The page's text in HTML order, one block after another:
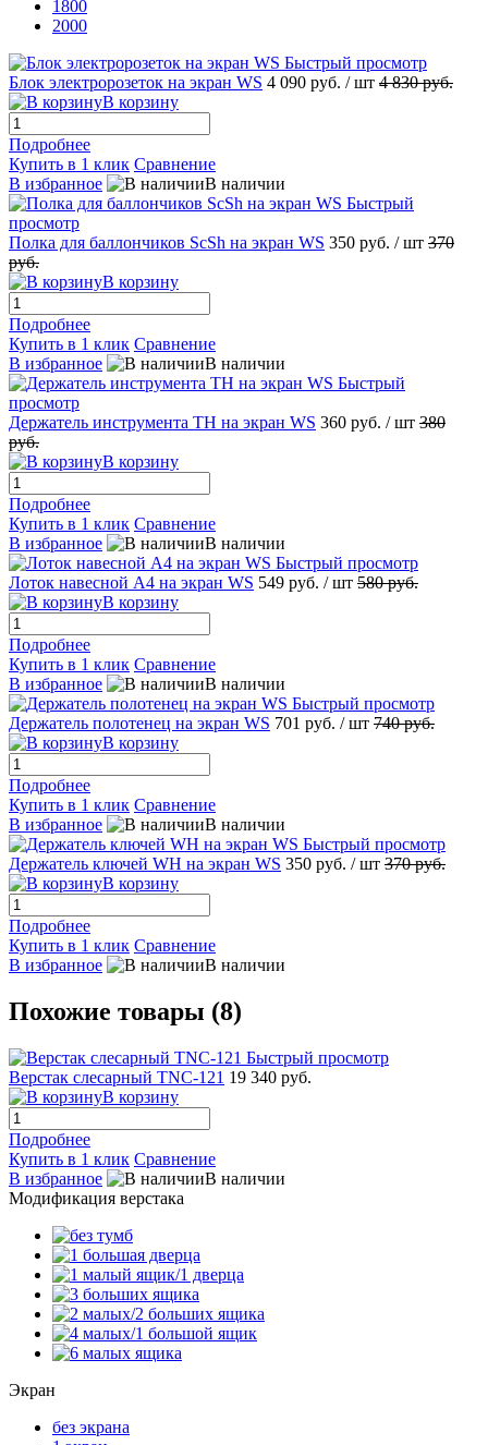
1800
2000
Быстрый просмотр
Блок электророзеток на экран WS 4 090 руб. / шт 4 830 руб.
В корзину
Подробнее
Купить в 1 клик Сравнение
В избранное
В наличии
Быстрый
просмотр
Полка для баллончиков ScSh на экран WS 350 руб. / шт 370
руб.
В корзину
Подробнее
Купить в 1 клик Сравнение
В избранное
В наличии
Быстрый
просмотр
Держатель инструмента TH на экран WS 360 руб. / шт 380
руб.
В корзину
Подробнее
Купить в 1 клик Сравнение
В избранное
В наличии
Быстрый просмотр
Лоток навесной А4 на экран WS 549 руб. / шт 580 руб.
В корзину
Подробнее
Купить в 1 клик Сравнение
В избранное
В наличии
Быстрый просмотр
Держатель полотенец на экран WS 701 руб. / шт 740 руб.
В корзину
Подробнее
Купить в 1 клик Сравнение
В избранное
В наличии
Быстрый просмотр
Держатель ключей WH на экран WS 350 руб. / шт 370 руб.
В корзину
Подробнее
Купить в 1 клик Сравнение
В избранное
В наличии
Похожие товары (8)
Быстрый просмотр
Верстак слесарный TNC-121 19 340 руб.
В корзину
Подробнее
Купить в 1 клик Сравнение
В избранное
В наличии
Модификация верстака
Экран
без экрана